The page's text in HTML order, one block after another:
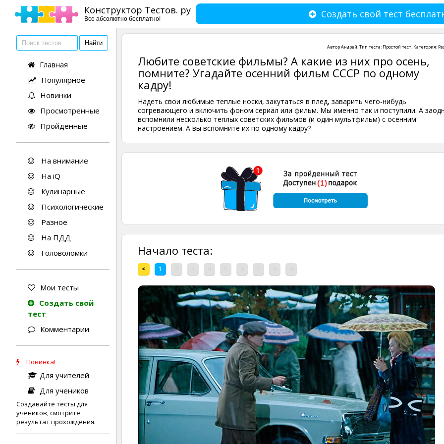
Конструктор Тестов. ру
Все абсолютно бесплатно! Создать свой тест
Главная
Популярное
Новинки
Просмотренные
Пройденные
На внимание
На iQ
Кулинарные
Психологические
Разное
На ПДД
Головоломки
Мои тесты
Создать свой
тест
Комментарии
Новинка!
Для учителей
Для учеников
Создавайте тесты для
учеников, смотрите
результат прохождения.
АвторАндрей. Тип теста: Простой тест. Категория:
Любите советские фильмы? А какие из них про осень,
помните? Угадайте осенний фильм СССР по одному
кадру!
Надеть свои любимые теплые носки, закутаться в плед, заварить чего-нибудь
согревающего и включить фоном сериал или фильм. Мы именно так и поступили. А
вспомнили несколько теплых советских фильмов (и один мультфильм) с осенним
настроением. А вы вспомните их по одному кадру?
Начало теста:
< 1